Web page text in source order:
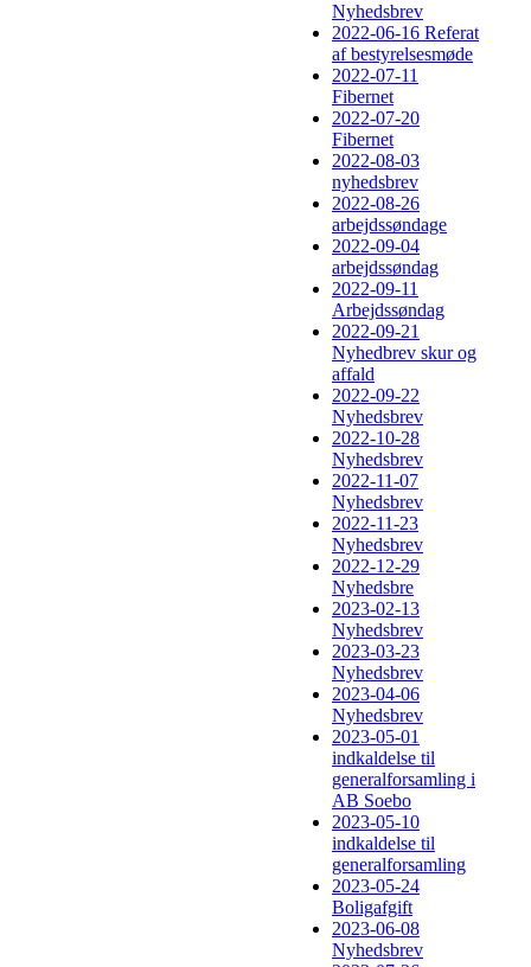
Nyhedsbrev
2022-06-16 Referat
af bestyrelsesmøde
2022-07-11
Fibernet
2022-07-20
Fibernet
2022-08-03
nyhedsbrev
2022-08-26
arbejdssøndage
2022-09-04
arbejdssøndag
2022-09-11
Arbejdssøndag
2022-09-21
Nyhedbrev skur og
affald
2022-09-22
Nyhedsbrev
2022-10-28
Nyhedsbrev
2022-11-07
Nyhedsbrev
2022-11-23
Nyhedsbrev
2022-12-29
Nyhedsbre
2023-02-13
Nyhedsbrev
2023-03-23
Nyhedsbrev
2023-04-06
Nyhedsbrev
2023-05-01
indkaldelse til
generalforsamling i
AB Soebo
2023-05-10
indkaldelse til
generalforsamling
2023-05-24
Boligafgift
2023-06-08
Nyhedsbrev